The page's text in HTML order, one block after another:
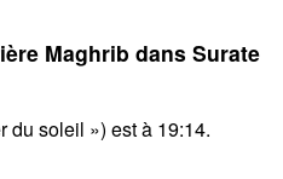
Maghrib dans Surate
du soleil ») est à 19:14.